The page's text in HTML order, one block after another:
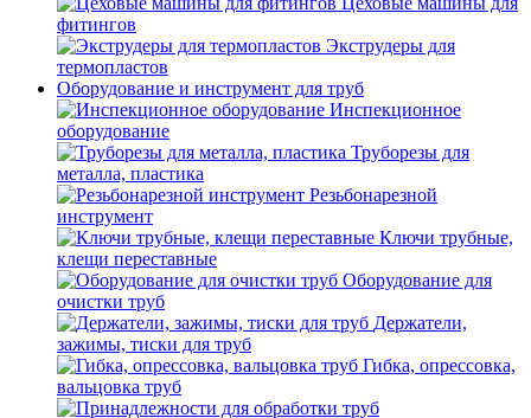
фитингов
Экструдеры для
термопластов
Оборудование и инструмент для труб
Инспекционное
оборудование
Труборезы для
металла, пластика
Резьбонарезной
инструмент
Ключи трубные,
клещи переставные
Оборудование для
очистки труб
Держатели,
зажимы, тиски для труб
Гибка, опрессовка,
вальцовка труб